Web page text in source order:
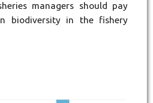
managers should pay
biodiversity in the fishery